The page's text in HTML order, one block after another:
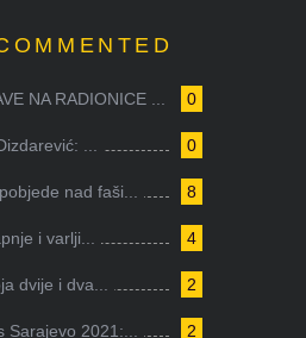
0
NA RADIONICE ...
0
...
8
nad faši...
4
i varlji...
2
dvije i dva...
2
2021:...